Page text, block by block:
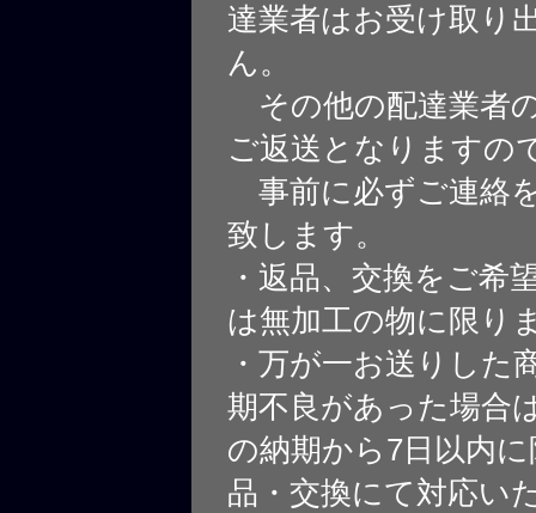
達業者はお受け取り
ん。
その他の配達業者
ご返送となりますの
事前に必ずご連絡
致します。
・返品、交換をご希
は無加工の物に限り
・万が一お送りした
期不良があった場合
の納期から7日以内
品・交換にて対応い